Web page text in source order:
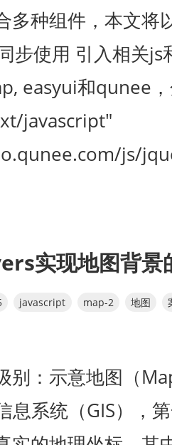
多种组件，本文将
步使用 引入相关js
easyui和qunee
javascript"
js/
实现地图背景
javascript map-2 地图
别：示意地图（
息系统（GIS），